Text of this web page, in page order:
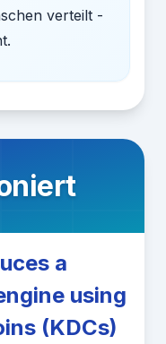
verteilt -
a
using
(KDCs)